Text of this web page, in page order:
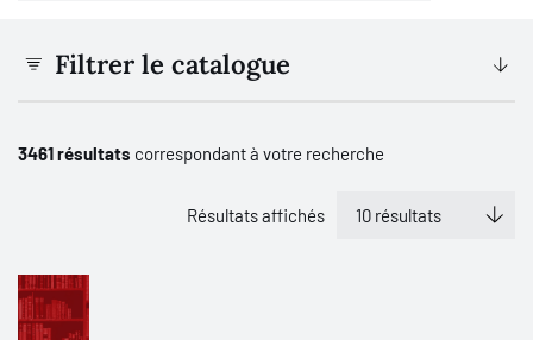
Filtrer le catalogue
3461 résultats correspondant à votre recherche
Résultats affichés